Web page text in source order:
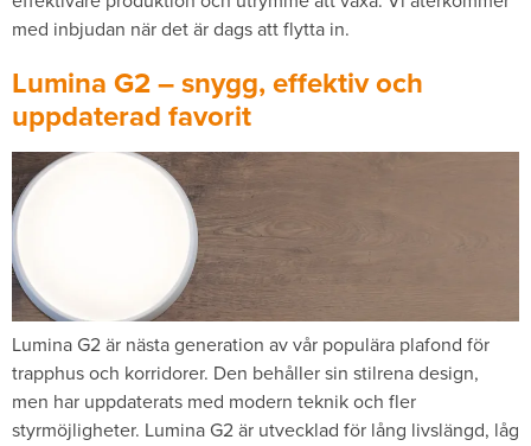
med inbjudan när det är dags att flytta in.
Lumina G2 – snygg, effektiv och
uppdaterad favorit
Lumina G2 är nästa generation av vår populära plafond för
trapphus och korridorer. Den behåller sin stilrena design,
men har uppdaterats med modern teknik och fler
styrmöjligheter. Lumina G2 är utvecklad för lång livslängd, låg